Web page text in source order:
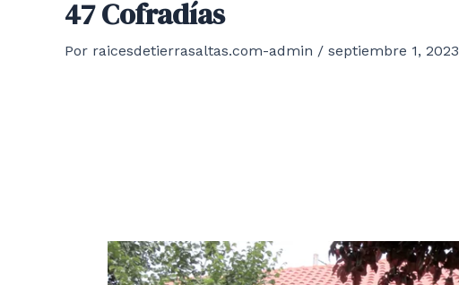
47 Cofradías
Por raicesdetierrasaltas.com-admin / septiembre 1, 2023